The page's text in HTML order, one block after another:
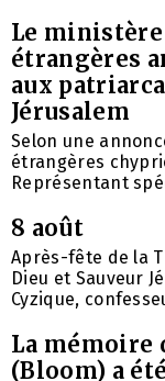
Le
étrangères
aux
Jérusalem
Selon une
étrangères
Représentant
8 août
Après-fête de la
Dieu et Sauveur
Cyzique,
La mémoire
(Bloom) a